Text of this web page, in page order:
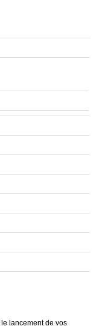
lancement de vos